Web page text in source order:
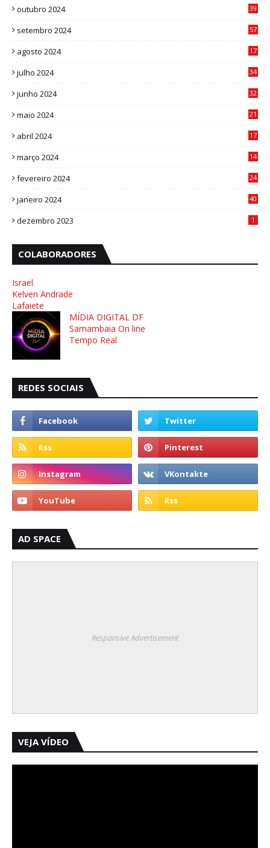
outubro 2024
39
setembro 2024
57
agosto 2024
17
julho 2024
34
junho 2024
32
maio 2024
21
abril 2024
17
março 2024
14
fevereiro 2024
24
janeiro 2024
40
dezembro 2023 1
COLABORADORES
Israel
Kelven Andrade
Lafaiete
MÍDIA DIGITAL DF
Samambaia On line
Tempo Real
REDES SOCIAIS
AD SPACE
Responsive Advertisement
VEJA VÍDEO